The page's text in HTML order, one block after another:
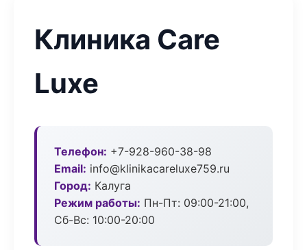
Клиника Care
Luxe
Телефон: +7-928-960-38-98
Email: info@klinikacareluxe759.ru
Город: Калуга
Режим работы: Пн-Пт: 09:00-21:00,
Сб-Вс: 10:00-20:00